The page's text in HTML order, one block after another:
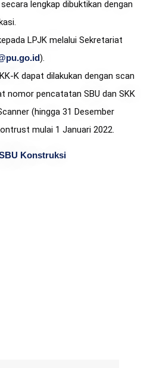
lengkap dibuktikan dengan
LPJK melalui Sekretariat
).
K dapat dilakukan dengan scan
nomor pencatatan SBU dan SKK
(hingga 31 Desember
mulai 1 Januari 2022.
Konstruksi